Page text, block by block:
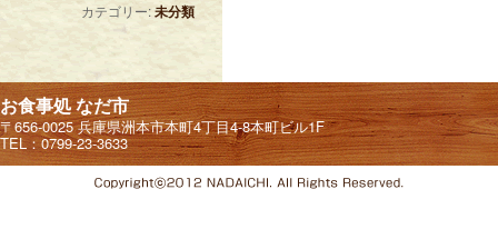
カテゴリー:未分類
お食事処 なだ市
〒656-0025 兵庫県洲本市本町4丁目4-8本町ビル1F
TEL：0799-23-3633